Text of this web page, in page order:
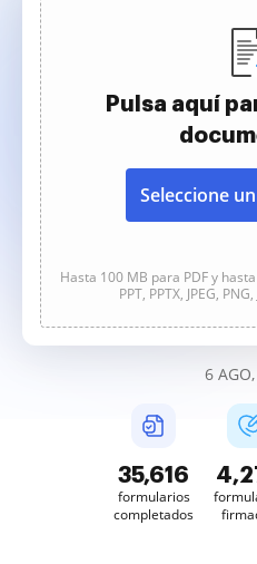
Pulsa aquí
Seleccione
Hasta 100 MB para PDF y
PPT, PPTX, JPEG,
6
35,618
formularios
completados